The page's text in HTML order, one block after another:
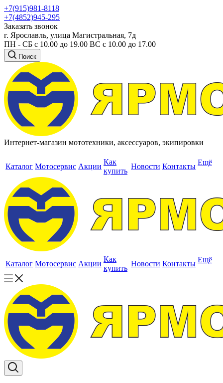
+7(915)981-8118
+7(4852)945-295
Заказать звонок
г. Ярославль, улица Магистральная, 7д
ПН - СБ с 10.00 до 19.00 ВС с 10.00 до 17.00
Поиск
Интернет-магазин мототехники, аксессуаров, экипировки
Каталог Мотосервис Акции
Как
купить
Новости Контакты Ещё
Каталог Мотосервис Акции
Как
купить
Новости Контакты Ещё